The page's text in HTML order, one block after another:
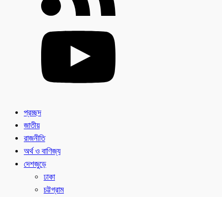
প্রচ্ছদ
জাতীয়
রাজনীতি
অর্থ ও বাণিজ্য
দেশজুড়ে
ঢাকা
চট্টগ্রাম